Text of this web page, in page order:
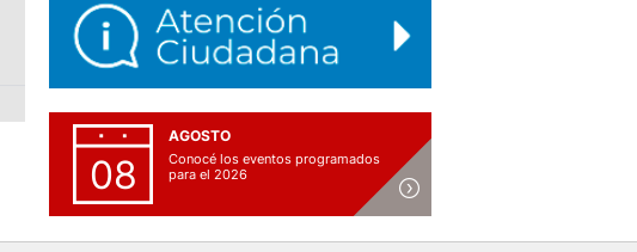
08
AGOSTO
Conocé los eventos programados
para el 2026